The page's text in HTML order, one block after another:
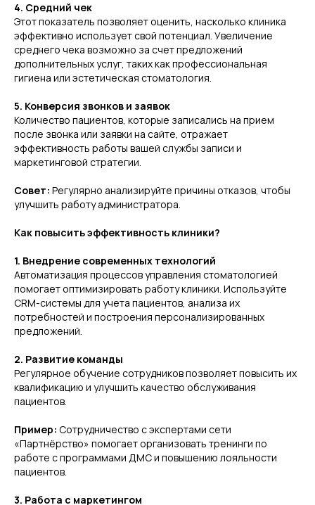
4. Средний чек
Этот показатель позволяет оценить, насколько клиника
эффективно использует свой потенциал. Увеличение
среднего чека возможно за счет предложений
дополнительных услуг, таких как профессиональная
гигиена или эстетическая стоматология.
5. Конверсия звонков и заявок
Количество пациентов, которые записались на прием
после звонка или заявки на сайте, отражает
эффективность работы вашей службы записи и
маркетинговой стратегии.
Совет: Регулярно анализируйте причины отказов, чтобы
улучшить работу администратора.
Как повысить эффективность клиники?
1. Внедрение современных технологий
Автоматизация процессов управления стоматологией
помогает оптимизировать работу клиники. Используйте
CRM-системы для учета пациентов, анализа их
потребностей и построения персонализированных
предложений.
2. Развитие команды
Регулярное обучение сотрудников позволяет повысить их
квалификацию и улучшить качество обслуживания
пациентов.
Пример: Сотрудничество с экспертами сети
«Партнёрство» помогает организовать тренинги по
работе с программами ДМС и повышению лояльности
пациентов.
3. Работа с маркетингом
#Свяжитесь с нами
ИНДИВИДУАЛЬНО
ПРОГРАММА ОБУЧЕНИЯ
ДЛЯ ВАШЕЙ КЛИНИКИ
до 30% за счет привлечения застрахованных